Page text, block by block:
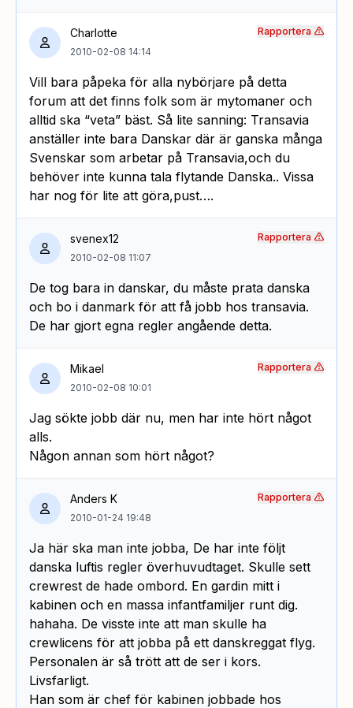
Charlotte
2010-02-08 14:14
Vill bara påpeka för alla nybörjare på detta
forum att det finns folk som är mytomaner och
alltid ska “veta” bäst. Så lite sanning: Transavia
anställer inte bara Danskar där är ganska många
Svenskar som arbetar på Transavia,och du
behöver inte kunna tala flytande Danska.. Vissa
har nog för lite att göra,pust….
Rapportera
svenex12
2010-02-08 11:07
De tog bara in danskar, du måste prata danska
och bo i danmark för att få jobb hos transavia.
De har gjort egna regler angående detta.
Rapportera
Mikael
2010-02-08 10:01
Jag sökte jobb där nu, men har inte hört något
alls.
Någon annan som hört något?
Rapportera
Anders K
2010-01-24 19:48
Ja här ska man inte jobba, De har inte följt
danska luftis regler överhuvudtaget. Skulle sett
crewrest de hade ombord. En gardin mitt i
kabinen och en massa infantfamiljer runt dig.
hahaha. De visste inte att man skulle ha
crewlicens för att jobba på ett danskreggat flyg.
Personalen är så trött att de ser i kors.
Livsfarligt.
Han som är chef för kabinen jobbade hos
Rapportera